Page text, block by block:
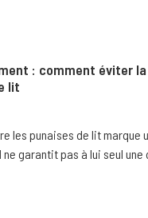
: comment éviter
lit
les punaises de lit marque
garantit pas à lui seul